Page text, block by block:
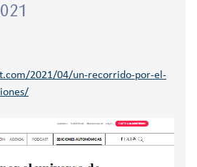
2021/04/un-recorrido-por-el-